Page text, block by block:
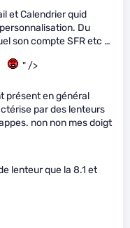
et Calendrier quid
Du
son compte SFR etc …
" />
présent en général
par des lenteurs
non non mes doigt
lenteur que la 8.1 et